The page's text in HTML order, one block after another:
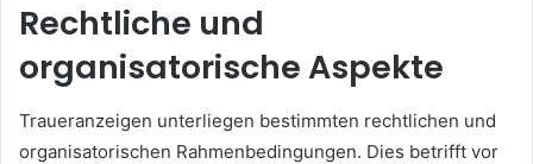
Rechtliche und
organisatorische Aspekte
Traueranzeigen unterliegen bestimmten rechtlichen und
organisatorischen Rahmenbedingungen. Dies betrifft vor